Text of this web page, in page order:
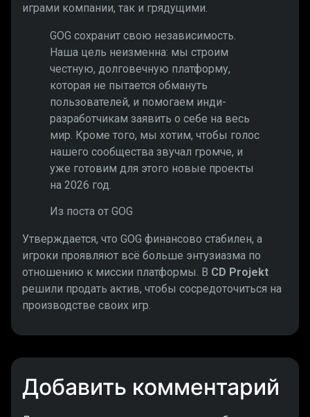
играми компании, так и грядущими.
GOG сохранит свою независимость.
Наша цель неизменна: мы строим
честную, долговечную платформу,
которая не пытается обмануть
пользователей, и помогаем инди-
разработчикам заявить о себе на весь
мир. Кроме того, мы хотим, чтобы голос
нашего сообщества звучал громче, и
уже готовим для этого новые проекты
на 2026 год.
Из поста от GOG
Утверждается, что GOG финансово стабилен, а
игроки проявляют всё больше энтузиазма по
отношению к миссии платформы. В CD Projekt
решили продать актив, чтобы сосредоточиться на
производстве своих игр.
Добавить комментарий